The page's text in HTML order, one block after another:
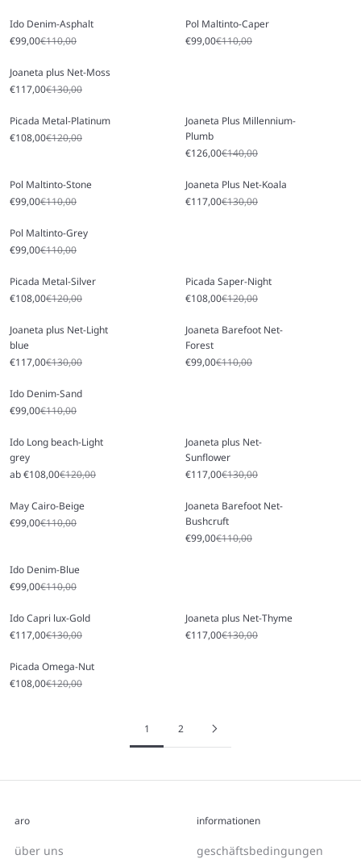
Ido Denim-Asphalt
Angebot
€99,00Regulärer Preis
€110,00
Pol Maltinto-Caper
Angebot
€99,00Regulärer Preis
€110,00
Joaneta plus Net-Moss
Angebot
€117,00Regulärer Preis
€130,00
Picada Metal-Platinum
Angebot
€108,00Regulärer Preis
€120,00
Joaneta Plus Millennium-
Plumb
Angebot
€126,00Regulärer Preis
€140,00
Pol Maltinto-Stone
Angebot
€99,00Regulärer Preis
€110,00
Joaneta Plus Net-Koala
Angebot
€117,00Regulärer Preis
€130,00
Pol Maltinto-Grey
Angebot
€99,00Regulärer Preis
€110,00
Picada Metal-Silver
Angebot
€108,00Regulärer Preis
€120,00
Picada Saper-Night
Angebot
€108,00Regulärer Preis
€120,00
Joaneta plus Net-Light
blue
Angebot
€117,00Regulärer Preis
€130,00
Joaneta Barefoot Net-
Forest
Angebot
€99,00Regulärer Preis
€110,00
Ido Denim-Sand
Angebot
€99,00Regulärer Preis
€110,00
Ido Long beach-Light
grey
Angebot
ab €108,00Regulärer Preis
€120,00
Joaneta plus Net-
Sunflower
Angebot
€117,00Regulärer Preis
€130,00
May Cairo-Beige
Angebot
€99,00Regulärer Preis
€110,00
Joaneta Barefoot Net-
Bushcruft
Angebot
€99,00Regulärer Preis
€110,00
Ido Denim-Blue
Angebot
€99,00Regulärer Preis
€110,00
Ido Capri lux-Gold
Angebot
€117,00Regulärer Preis
€130,00
Joaneta plus Net-Thyme
Angebot
€117,00Regulärer Preis
€130,00
Picada Omega-Nut
Angebot
€108,00Regulärer Preis
€120,00
1 2
aro
über uns
informationen
geschäftsbedingungen